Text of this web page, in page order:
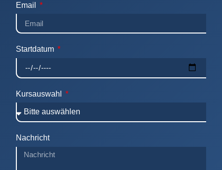
Email
Startdatum
Kursauswahl
Nachricht